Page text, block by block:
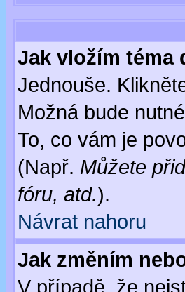
Jak vložím téma
Jednouše.
Možná bude
To, co vám je
(Např. Můžete
fóru, atd.).
Návrat nahoru
Jak změním
V případě, že